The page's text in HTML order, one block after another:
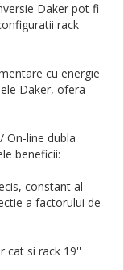
Daker pot fi
rack
cu energie
Daker, ofera
On-line dubla
beneficii:
constant al
a factorului de
cat si rack 19''